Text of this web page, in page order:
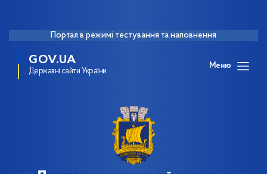
Портал в режимі тестування та наповнення
GOV.UA
Державні сайти України
Меню